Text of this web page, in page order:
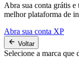
Abra sua conta grátis e
melhor plataforma de
Abra sua conta XP
Voltar
Selecione a marca que